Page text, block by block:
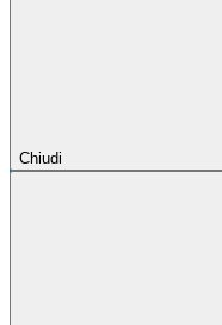
Chiudi